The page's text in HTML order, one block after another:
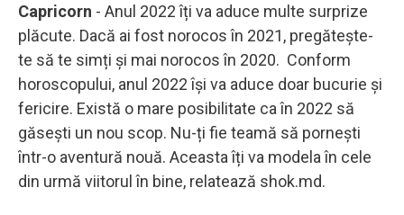
Capricorn - Anul 2022 îți va aduce multe surprize
plăcute. Dacă ai fost norocos în 2021, pregătește-
te să te simți și mai norocos în 2020. Conform
horoscopului, anul 2022 își va aduce doar bucurie și
fericire. Există o mare posibilitate ca în 2022 să
găsești un nou scop. Nu-ți fie teamă să pornești
într-o aventură nouă. Aceasta îți va modela în cele
din urmă viitorul în bine, relatează shok.md.